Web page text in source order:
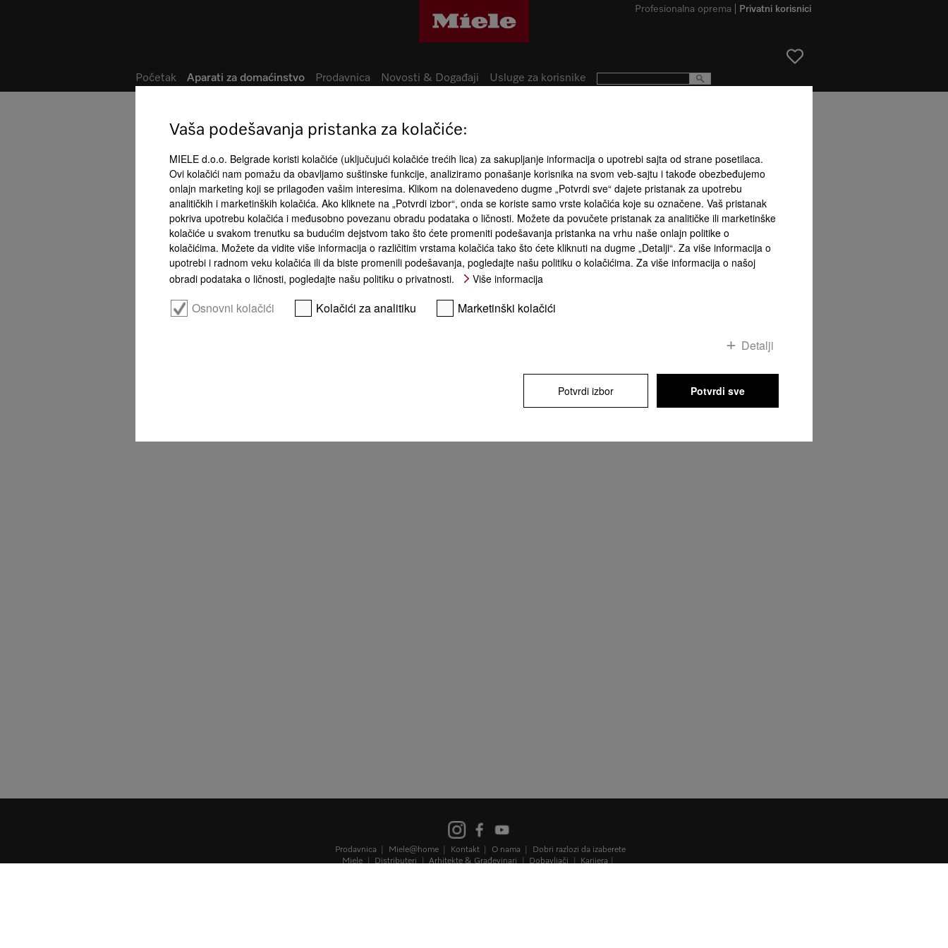
Na vrh strane
Privatni korisnici
Profesionalna oprema
Početak Aparati za domaćinstvo Prodavnica Novosti & Događaji Usluge za korisnike
Prodavnica Miele@home Kontakt O nama
Dobri razlozi da izaberete
Miele
Distributeri Arhitekte & Građevinari Dobavljači
Karijera
Vaša podešavanja pristanka za kolačiće:
MIELE d.o.o. Belgrade koristi kolačiće (uključujući kolačiće trećih lica) za sakupljanje informacija o upotrebi sajta od strane posetilaca.
Ovi kolačići nam pomažu da obavljamo suštinske funkcije, analiziramo ponašanje korisnika na svom veb-sajtu i takođe obezbeđujemo
onlajn marketing koji se prilagođen vašim interesima. Klikom na dolenavedeno dugme „Potvrdi sve“ dajete pristanak za upotrebu
analitičkih i marketinških kolačića. Ako kliknete na „Potvrdi izbor“, onda se koriste samo vrste kolačića koje su označene. Vaš pristanak
pokriva upotrebu kolačića i međusobno povezanu obradu podataka o ličnosti. Možete da povučete pristanak za analitičke ili marketinške
kolačiće u svakom trenutku sa budućim dejstvom tako što ćete promeniti podešavanja pristanka na vrhu naše onlajn politike o
kolačićima. Možete da vidite više informacija o različitim vrstama kolačića tako što ćete kliknuti na dugme „Detalji“. Za više informacija o
upotrebi i radnom veku kolačića ili da biste promenili podešavanja, pogledajte našu politiku o kolačićima. Za više informacija o našoj
obradi podataka o ličnosti, pogledajte našu politiku o privatnosti.
Više informacija
Osnovni kolačići Kolačići za analitiku Marketinški kolačići
Detalji
Potvrdi izbor Potvrdi sve